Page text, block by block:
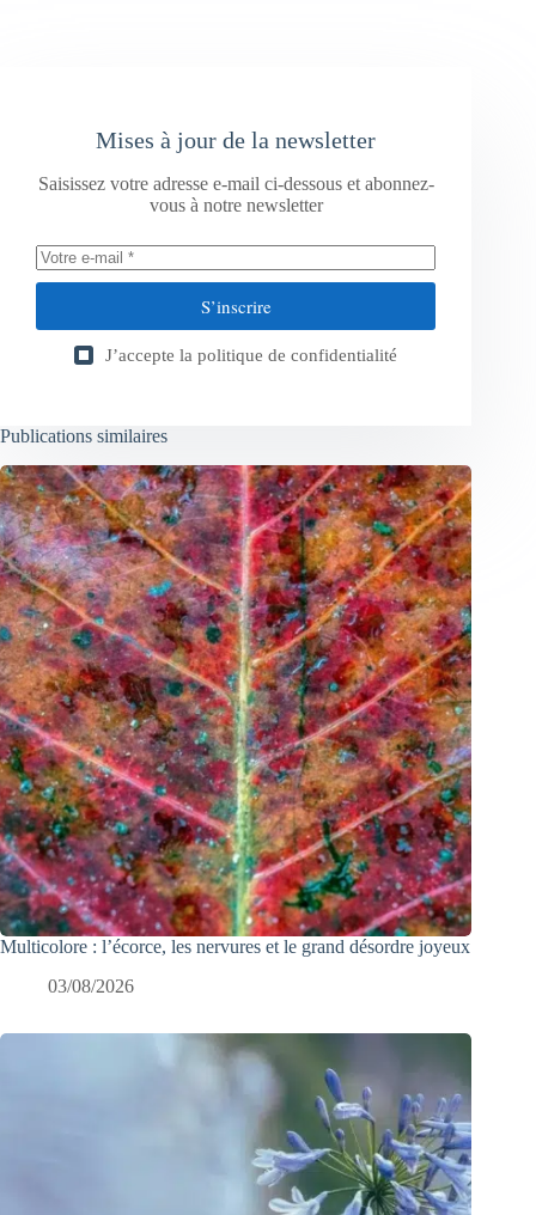
Mises à jour de la newsletter
Saisissez votre adresse e-mail ci-dessous et abonnez-
vous à notre newsletter
S’inscrire
J’accepte la politique de confidentialité
Publications similaires
Multicolore : l’écorce, les nervures et le grand désordre joyeux
03/08/2026